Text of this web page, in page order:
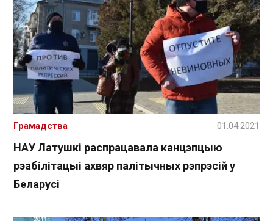
НАУ Латушкі распрацавала канцэпцыю
рэабілітацыі ахвяр палітычных рэпрэсій у
Беларусі
Грамадства 01.04.2021